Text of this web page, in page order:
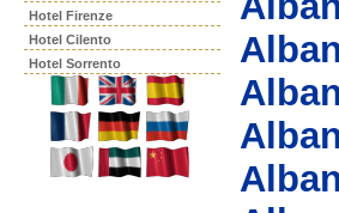
Hotel Firenze
Hotel Cilento
Hotel Sorrento